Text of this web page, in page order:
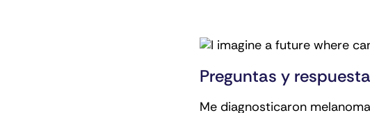
Preguntas y
Me diagnosticaron